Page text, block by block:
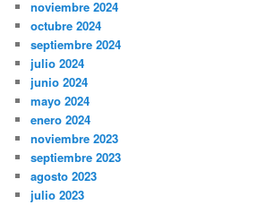
noviembre 2024
octubre 2024
septiembre 2024
julio 2024
junio 2024
mayo 2024
enero 2024
noviembre 2023
septiembre 2023
agosto 2023
julio 2023